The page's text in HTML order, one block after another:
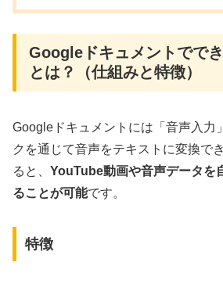
Googleドキュメントでで
とは？（仕組みと特徴）
Googleドキュメントには「音声入力
クを通じて音声をテキストに変換で
ると、 YouTube動画や音声データを
ることが可能です。
特徴